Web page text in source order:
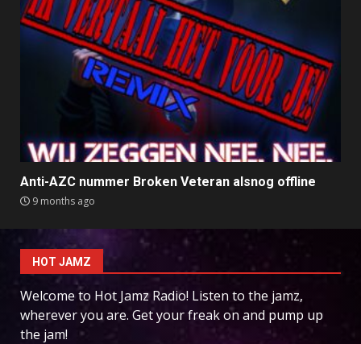
Anti-AZC nummer Broken Veteran alsnog offline
9 months ago
HOT JAMZ
Welcome to Hot Jamz Radio! Listen to the jamz,
wherever you are. Get your freak on and pump up
the jam!